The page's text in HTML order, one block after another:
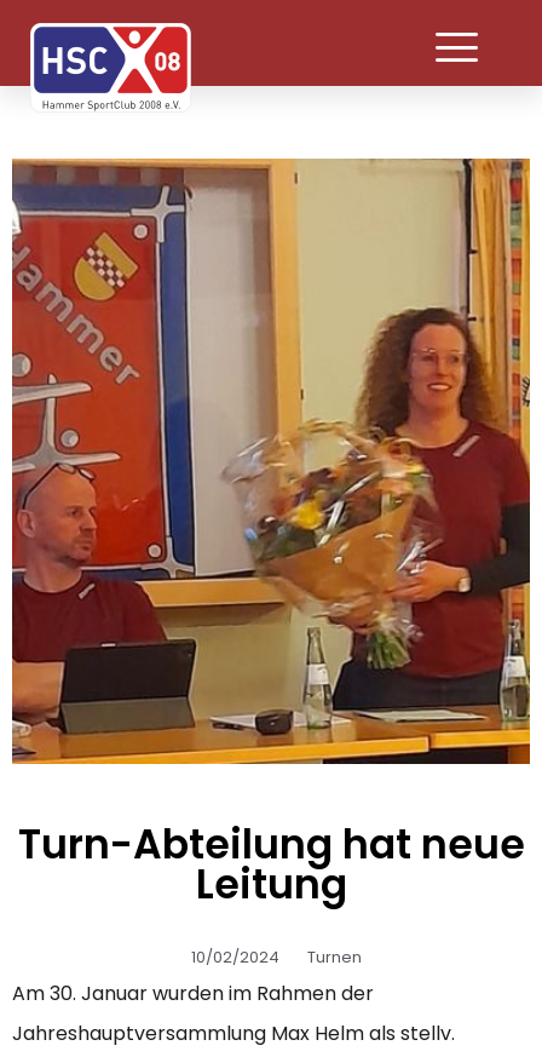
Turn-Abteilung hat neue
Leitung
10/02/2024 Turnen
Am 30. Januar wurden im Rahmen der
Jahreshauptversammlung Max Helm als stellv.